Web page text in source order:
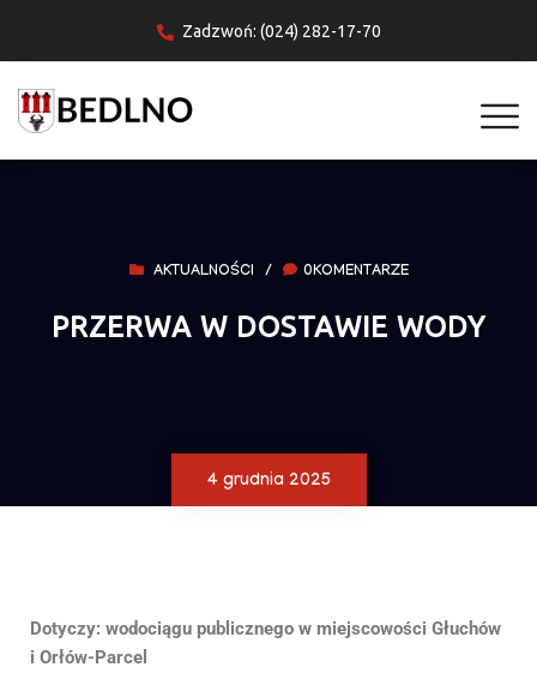
Zadzwoń: (024) 282-17-70
AKTUALNOŚCI / 0KOMENTARZE
PRZERWA W DOSTAWIE WODY
4 grudnia 2025
Dotyczy: wodociągu publicznego w miejscowości Głuchów
i Orłów-Parcel